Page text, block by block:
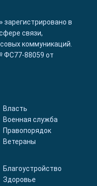
зарегистрировано в
связи,
коммуникаций.
ФС77-88059 от
Власть
Военная служба
Правопорядок
Ветераны
Благоустройство
Здоровье